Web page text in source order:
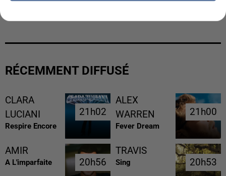
RÉCEMMENT DIFFUSÉ
CLARA
LUCIANI
Respire Encore
21h02
21h02
ALEX
WARREN
Fever Dream
21h00
21h00
AMIR
A L'imparfaite 20h56
20h56
TRAVIS
Sing 20h53
20h53